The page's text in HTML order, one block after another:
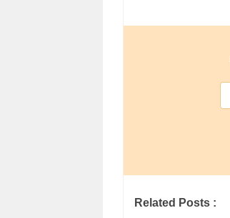
Related Posts :